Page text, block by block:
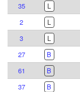
35
L
2
L
3
L
27
B
61
B
37
B